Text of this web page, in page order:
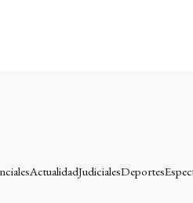
ActualidadJudicialesDeportes